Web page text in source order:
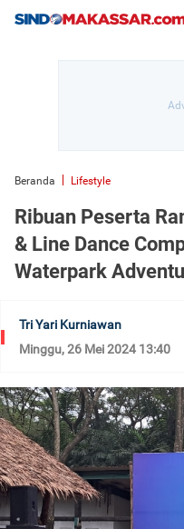
Beranda Lifestyle
Ribuan Peserta
& Line Dance
Waterpark
Tri Yari Kurniawan
Minggu, 26 Mei 2024 13:40